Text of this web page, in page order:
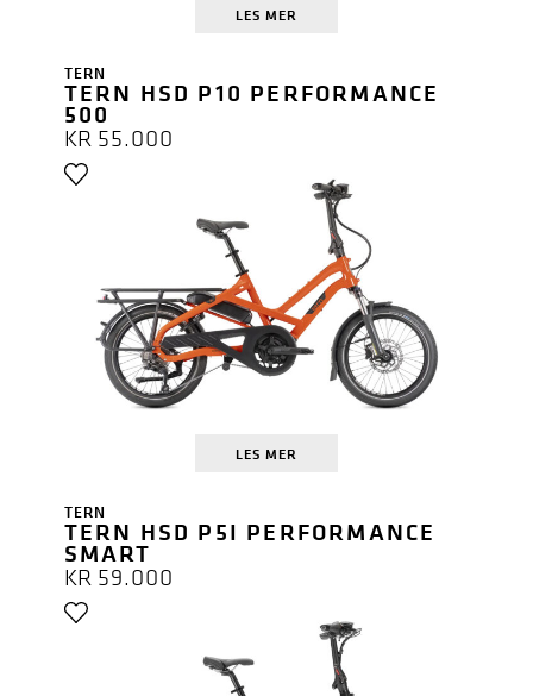
LES MER
TERN
TERN HSD P10 PERFORMANCE
500
KR55.000
LES MER
TERN
TERN HSD P5I PERFORMANCE
SMART
KR 59.000